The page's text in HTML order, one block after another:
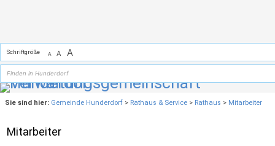
Schriftgröße A A A
Sie sind hier: Gemeinde Hunderdorf > Rathaus & Service > Rathaus > Mitarbeiter
Mitarbeiter